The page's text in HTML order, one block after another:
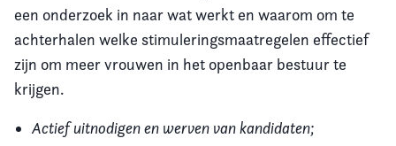
een onderzoek in naar wat werkt en waarom om te
achterhalen welke stimuleringsmaatregelen effectief
zijn om meer vrouwen in het openbaar bestuur te
krijgen.
Actief uitnodigen en werven van kandidaten;